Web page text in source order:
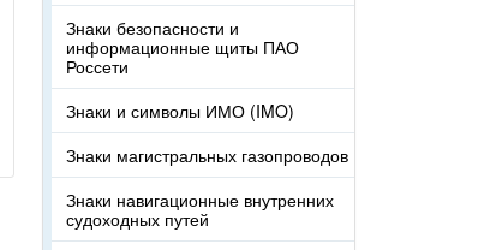
Знаки безопасности и
информационные щиты ПАО
Россети
Знаки и символы ИМО (IMO)
Знаки магистральных газопроводов
Знаки навигационные внутренних
судоходных путей